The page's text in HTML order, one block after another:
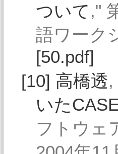
ついて ,"
語ワーク
[50.pdf]
[10] 高橋透,
いた
フトウェ